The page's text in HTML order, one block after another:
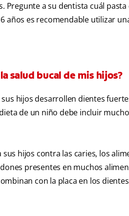
Pregunte a su dentista cuál
años es recomendable utilizar
salud bucal de mis hijos?
hijos desarrollen dientes
de un niño debe incluir
hijos contra las caries, los
presentes en muchos
con la placa en los